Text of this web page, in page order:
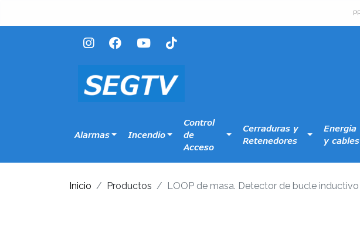
Alarmas Incendio
Control
de
Acceso
Cerraduras y
Retenedores
Energia
y cables
Inicio Productos LOOP de masa. Detector de bucle